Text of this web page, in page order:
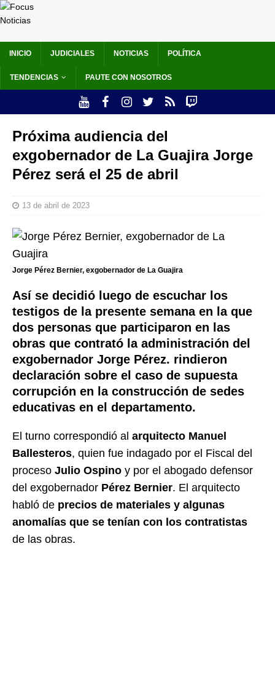
INICIO JUDICIALES NOTICIAS POLÍTICA
TENDENCIAS PAUTE CON NOSOTROS
Próxima audiencia del
exgobernador de La Guajira Jorge
Pérez será el 25 de abril
13 de abril de 2023
Jorge Pérez Bernier, exgobernador de La Guajira
Así se decidió luego de escuchar los
testigos de la presente semana en la que
dos personas que participaron en las
obras que contrató la administración del
exgobernador Jorge Pérez. rindieron
declaración sobre el caso de supuesta
corrupción en la construcción de sedes
educativas en el departamento.
El turno correspondió al arquitecto Manuel
Ballesteros, quien fue indagado por el Fiscal del
proceso Julio Ospino y por el abogado defensor
del exgobernador Pérez Bernier. El arquitecto
habló de precios de materiales y algunas
anomalías que se tenían con los contratistas
de las obras.